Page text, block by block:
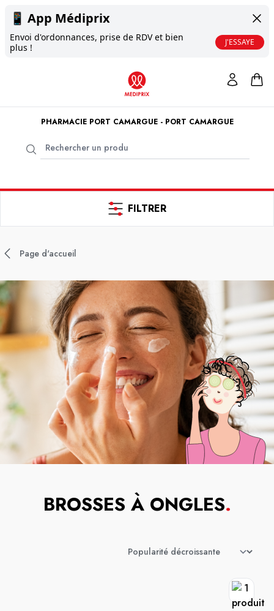
📱 App Médiprix
Envoi d'ordonnances, prise de RDV et bien
plus !
J'ESSAYE
PHARMACIE PORT CAMARGUE - PORT CAMARGUE
FILTRER
Page d'accueil
BROSSES À ONGLES.